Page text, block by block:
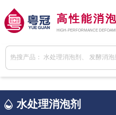
高性能消
HIGH-PERFORMANCE
水处理消泡剂